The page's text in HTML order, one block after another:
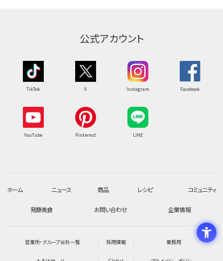
公式アカウント
TikTok X Instagram Facebook
YouTube Pinterest LINE
ホーム ニュース 商品 レシピ コミュニティ
発酵美食 お問い合わせ 企業情報
営業所・グループ会社一覧 採用情報 業務用